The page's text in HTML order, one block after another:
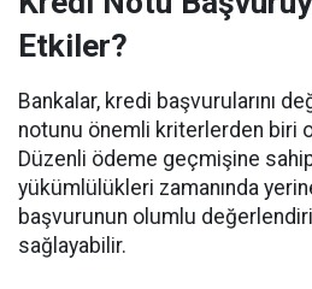
Etkiler?
Bankalar, kredi başvurularını
notunu önemli kriterlerden biri
Düzenli ödeme geçmişine
yükümlülükleri zamanında
başvurunun olumlu
sağlayabilir.